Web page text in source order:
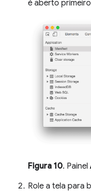
é aberto
Figura 10. Painel
Role a tela para